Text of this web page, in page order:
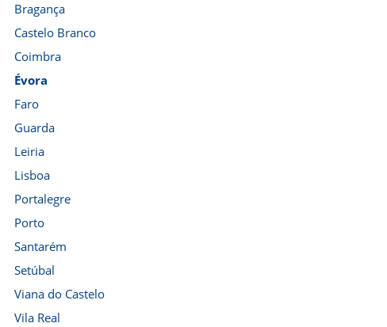
Bragança
Castelo Branco
Coimbra
Évora
Faro
Guarda
Leiria
Lisboa
Portalegre
Porto
Santarém
Setúbal
Viana do Castelo
Vila Real